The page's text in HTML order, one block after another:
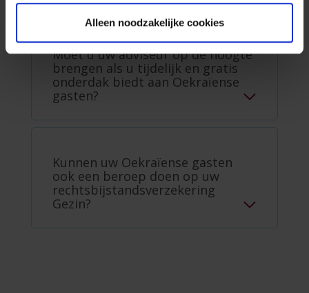
Alleen noodzakelijke cookies
Moet u uw adviseur op de hoogte
brengen als u tijdelijk en gratis
onderdak biedt aan Oekraïense
gasten?
Kunnen uw Oekraïense gasten
ook een beroep doen op uw
rechtsbijstandsverzekering
Gezin?